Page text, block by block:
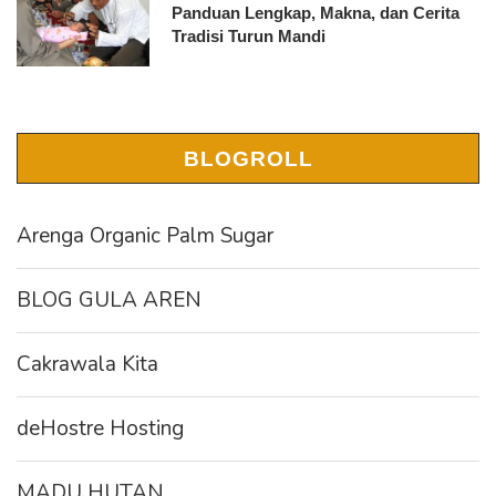
Panduan Lengkap, Makna, dan Cerita
Tradisi Turun Mandi
BLOGROLL
Arenga Organic Palm Sugar
BLOG GULA AREN
Cakrawala Kita
deHostre Hosting